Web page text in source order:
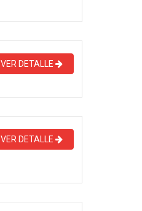
VER DETALLE
VER DETALLE